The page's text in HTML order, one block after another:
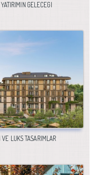
GELECEĞI
LÜKS TASARIMLAR